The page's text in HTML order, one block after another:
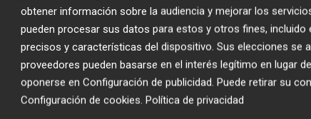
un suelo dando argumentos para un posible
no supere la barrera de los 30 euros por
obtener información sobre la audiencia y mejorar los
pueden procesar sus datos para estos y otros fines,
precisos y características del dispositivo. Sus elecciones se
proveedores pueden basarse en el interés legítimo en lugar
oponerse en Configuración de publicidad. Puede retirar su
Configuración de cookies. Política de privacidad